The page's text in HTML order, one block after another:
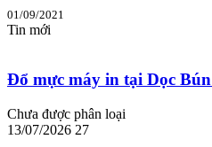
01/09/2021
Tin mới
Đổ mực máy in tại Dọc
Chưa được phân loại
13/07/2026 27